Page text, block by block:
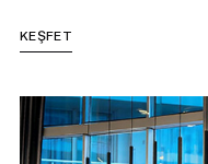
KEŞFET